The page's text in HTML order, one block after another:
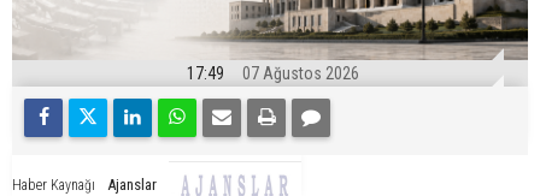
17:49 07 Ağustos 2026
Haber Kaynağı Ajanslar